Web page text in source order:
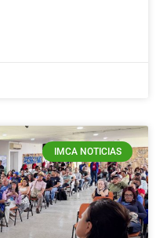
IMCA NOTICIAS